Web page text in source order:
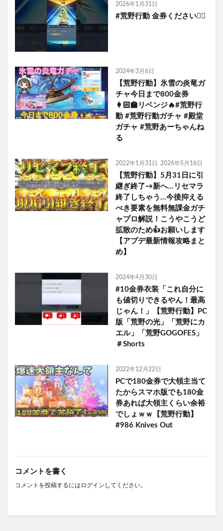
2026年1月31日
#荒野行動 金券ください🙇‍♀️
2024年3月6日
【荒野行動】氷雪の炎竜ガ
チャ今日まで800金券
👩🏻‍🏫リベンジ🔥#荒野行
動 #荒野行動ガチャ #殿堂
ガチャ #荒野あーちゃんね
る
2022年1月31日 2026年5月16日
【荒野行動】5月31日に引
継ぎ終了→新へ…リセマラ
終了しちゃう…今後抑える
べき要素を無料無課金ガチ
ャプロ解説！こうやこうど
拡散のため👍お願いします
【アプデ最新情報攻略まと
め】
2024年4月30日
#10金券衣装「これ自分に
も値切りできるやん！最高
じゃん！」【荒野行動】PC
版「荒野の光」「荒野にカ
エル」「荒野GOGOFES」
＃Shorts
2022年12月22日
PCで180金券で大領主当て
たからスマホ版でも180金
券あれば大領主くらい余裕
でしょｗｗ【荒野行動】
#986 Knives Out
コメントを書く
コメントを投稿するには ログイン してください。